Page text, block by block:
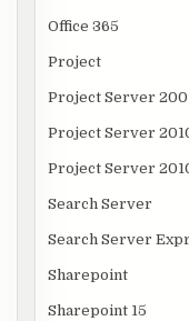
Office 365
Project
Project Server
Project Server
Project Server
Search Server
Search Server
Sharepoint
Sharepoint 15